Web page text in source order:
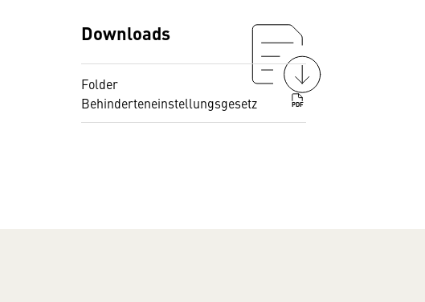
Downloads
Folder
Behinderteneinstellungsgesetz
PDF